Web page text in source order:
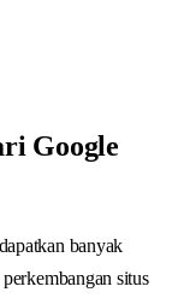
Google
banyak
situs